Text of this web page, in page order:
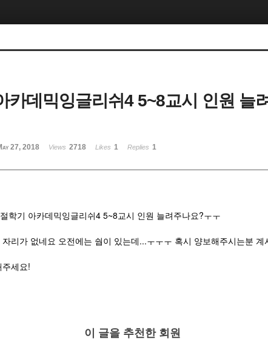
카데믹잉글리쉬4 5~8교시 인원 늘
27, 2018 Views 2718 Likes 1 Replies 1
학기 아카데믹잉글리쉬4 5~8교시 인원 늘려주나요?ㅜㅜ
리가 없네요 오전에는 쉅이 있는데...ㅜㅜㅜ 혹시 양보해주시는분 계
세요!
이 글을 추천한 회원